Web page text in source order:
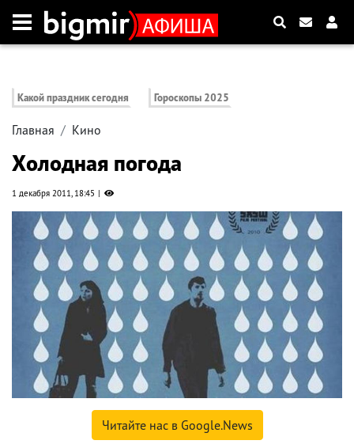
Какой праздник сегодня Гороскопы 2025
Главная Кино
Холодная погода
1 декабря 2011, 18:45
Читайте нас в Google.News